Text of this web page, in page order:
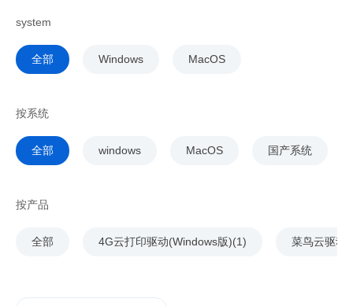
system
全部 Windows MacOS
按系统
全部 windows MacOS 国产系统
按产品
全部 4G云打印驱动(Windows版)(1) 菜鸟云驱动